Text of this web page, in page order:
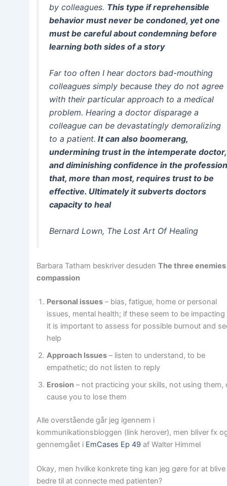
by colleagues. This type if reprehensible
behavior must never be condoned, yet one
must be careful about condemning before
learning both sides of a story
Far too often I hear doctors bad-mouthing
colleagues simply because they do not agree
with their particular approach to a medical
problem. Hearing a doctor disparage a
colleague can be devastatingly demoralizing
to a patient. It can also boomerang,
undermining trust in the intemperate doctor,
and diminishing confidence in the
that, more than most, requires trust to be
effective. Ultimately it subverts doctors
capacity to heal
Bernard Lown, The Lost Art Of Healing
Barbara Tatham beskriver desudenThe three
compassion
Personal issues – bias, fatigue, home or personal
issues, mental health; if these seem to be impacting
it is important to assess for possible burnout and
help
Approach Issues – listen to understand, to be
empathetic; do not listen to reply
Erosion – not practicing your skills, not using them,
cause you to lose them
Alle overstående går jeg igennem i
kommunikationsbloggen (link herover), men bliver fx
gennemgået i EmCases Ep 49 af Walter Himmel
Okay, men hvilke konkrete ting kan jeg gøre for at blive
bedre til at connecte med patienten?